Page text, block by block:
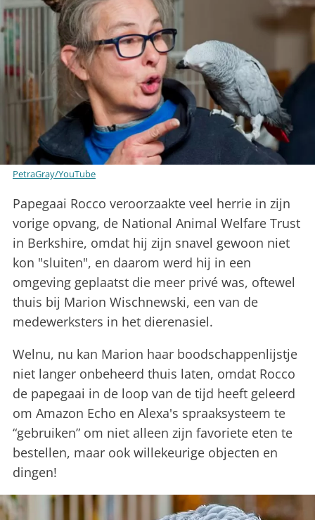
PetraGray/YouTube
Papegaai Rocco veroorzaakte veel herrie in zijn
vorige opvang, de National Animal Welfare Trust
in Berkshire, omdat hij zijn snavel gewoon niet
kon "sluiten", en daarom werd hij in een
omgeving geplaatst die meer privé was, oftewel
thuis bij Marion Wischnewski, een van de
medewerksters in het dierenasiel.
Welnu, nu kan Marion haar boodschappenlijstje
niet langer onbeheerd thuis laten, omdat Rocco
de papegaai in de loop van de tijd heeft geleerd
om Amazon Echo en Alexa's spraaksysteem te
“gebruiken” om niet alleen zijn favoriete eten te
bestellen, maar ook willekeurige objecten en
dingen!